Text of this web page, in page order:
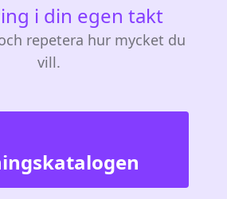
i din egen takt
repetera hur mycket du
vill.